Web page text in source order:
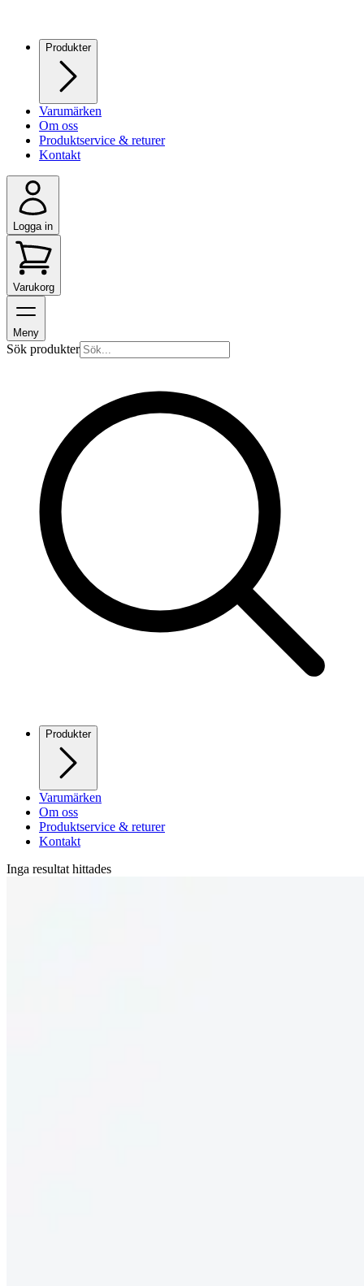
Produkter
Varumärken
Om oss
Produktservice & returer
Kontakt
Logga in
Varukorg
Meny
Sök produkter
Produkter
Varumärken
Om oss
Produktservice & returer
Kontakt
Inga resultat hittades